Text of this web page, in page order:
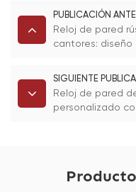
PUBLICACIÓN
Reloj de pared
cantores:
SIGUIENTE
Reloj de pared
personalizado